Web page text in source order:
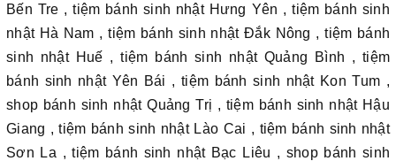
Bến Tre , tiệm bánh sinh nhật Hưng Yên , tiệm bánh sinh
nhật Hà Nam , tiệm bánh sinh nhật Đắk Nông , tiệm bánh
sinh nhật Huế , tiệm bánh sinh nhật Quảng Bình , tiệm
bánh sinh nhật Yên Bái , tiệm bánh sinh nhật Kon Tum ,
shop bánh sinh nhật Quảng Trị , tiệm bánh sinh nhật Hậu
Giang , tiệm bánh sinh nhật Lào Cai , tiệm bánh sinh nhật
Sơn La , tiệm bánh sinh nhật Bạc Liêu , shop bánh sinh